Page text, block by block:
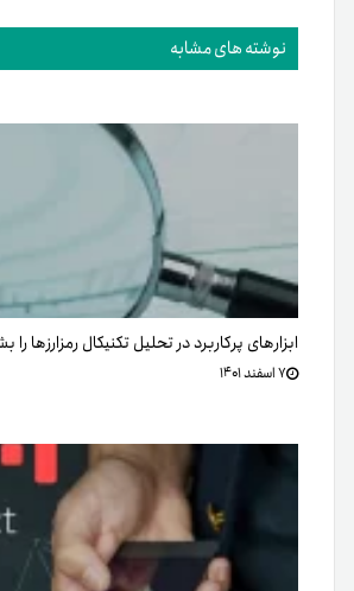
نوشته های مشابه
ابزارهای پرکاربرد در تحلیل تکنیکال رمزارزها را
۷ اسفند ۱۴۰۱